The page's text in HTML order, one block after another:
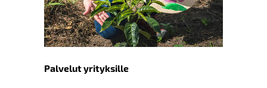
Palvelut yrityksille